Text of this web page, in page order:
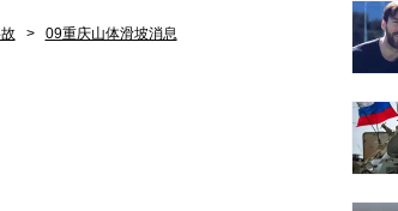
> 09重庆山体滑坡消息